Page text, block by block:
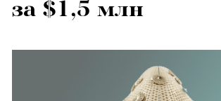
за $1,5 млн